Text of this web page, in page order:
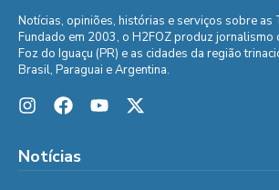
Notícias, opiniões, histórias e serviços sobre as
Fundado em 2003, o H2FOZ produz
Foz do Iguaçu (PR) e as cidades da região
Brasil, Paraguai e Argentina.
Notícias